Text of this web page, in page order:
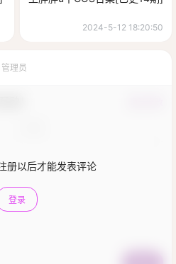
2024-5-12 18:20:50
管理员
册以后才能发表评论
登录